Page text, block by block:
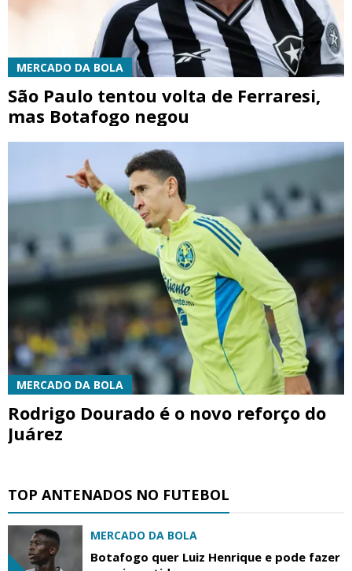
MERCADO DA BOLA
São Paulo tentou volta de Ferraresi,
mas Botafogo negou
MERCADO DA BOLA
Rodrigo Dourado é o novo reforço do
Juárez
TOP ANTENADOS NO FUTEBOL
MERCADO DA BOLA
Botafogo quer Luiz Henrique e pode fazer